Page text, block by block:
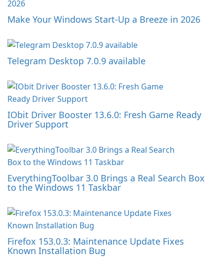
Make Your Windows Start-Up a Breeze in 2026
Telegram Desktop 7.0.9 available
IObit Driver Booster 13.6.0: Fresh Game Ready
Driver Support
EverythingToolbar 3.0 Brings a Real Search Box
to the Windows 11 Taskbar
Firefox 153.0.3: Maintenance Update Fixes
Known Installation Bug